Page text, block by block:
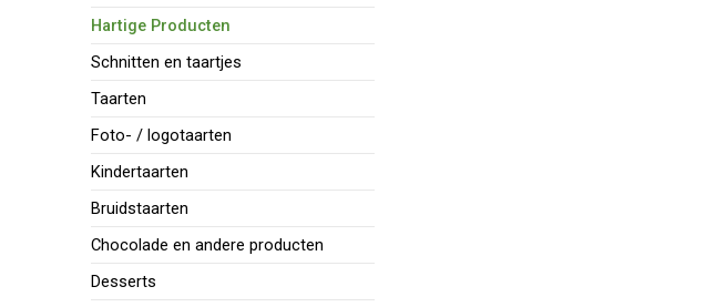
Hartige Producten
Schnitten en taartjes
Taarten
Foto- / logotaarten
Kindertaarten
Bruidstaarten
Chocolade en andere producten
Desserts